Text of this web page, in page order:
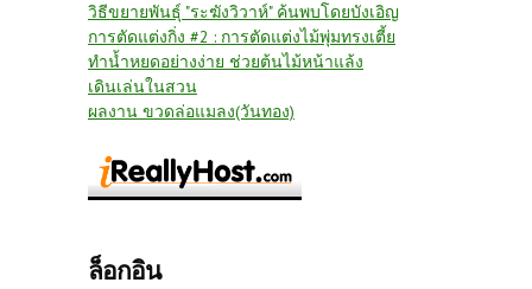
วิธีขยายพันธุ์ "ระฆังวิวาห์" ค้นพบโดยบังเอิญ
การตัดแต่งกิ่ง #2 : การตัดแต่งไม้พุ่มทรงเตี้ย
ทำน้ำหยดอย่างง่าย ช่วยต้นไม้หน้าแล้ง
เดินเล่นในสวน
ผลงาน ขวดล่อแมลง(วันทอง)
ล็อกอิน